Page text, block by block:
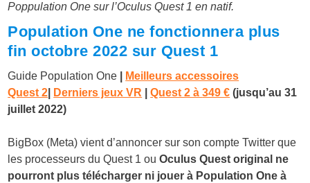
Poppulation One sur l’Oculus Quest 1 en natif.
Population One ne fonctionnera plus
fin octobre 2022 sur Quest 1
Guide Population One
Meilleurs accessoires
Quest 2
Derniers jeux VR |Quest 2 à349 € (jusqu’au 31
juillet 2022)
BigBox (Meta) vient d’annoncer sur son compte Twitter que
les processeurs du Quest 1 ou Oculus Quest original ne
pourront plus télécharger ni jouer à Population One à